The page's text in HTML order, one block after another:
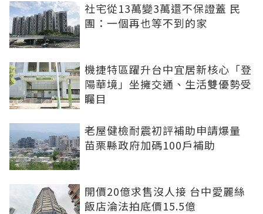
社宅從13萬變3萬還不保證蓋 民
團：一個再也等不到的家
機捷特區躍升台中宜居新核心「登
陽華境」坐擁交通、生活雙優勢受
矚目
老屋健檢耐震初評補助申請爆量
苗栗縣政府加碼100戶補助
開價20億求售沒人接 台中愛麗絲
飯店淪法拍底價15.5億